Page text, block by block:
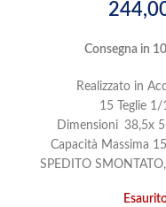
Consegna in
Realizzato in
15 Teglie 1/
Dimensioni 38,5x
Capacità Massima
SPEDITO